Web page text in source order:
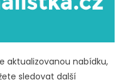
aktualizovanou nabídku,
sledovat další